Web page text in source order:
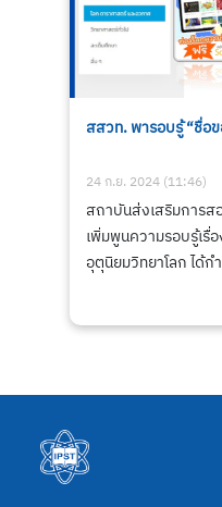
สสวท. พารอบรู้ “ชื่อ
24 ก.ย. 2024 (11:46)
สถาบันส่งเสริมการส
เพิ่มพูนความรอบรู้เรื่
อุตุนิยมวิทยาโลก ได้